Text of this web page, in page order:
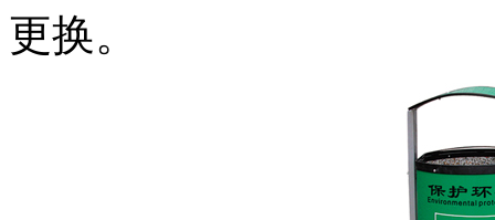
更换。